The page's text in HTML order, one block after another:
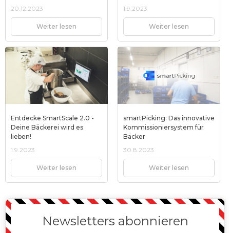
20.12.2023
Weiter lesen
1.9.2023
Weiter lesen
Entdecke SmartScale 2.0 -
Deine Bäckerei wird es
lieben!
1.9.2023
Weiter lesen
smartPicking: Das innovative
Kommissioniersystem für
Bäcker
30.8.2023
Weiter lesen
Newsletters abonnieren